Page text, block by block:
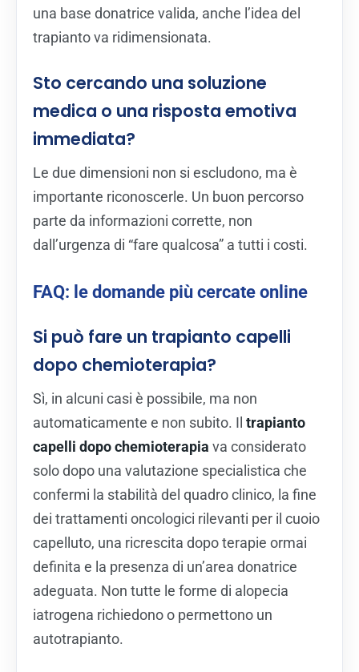
una base donatrice valida, anche l’idea del
trapianto va ridimensionata.
Sto cercando una soluzione
medica o una risposta emotiva
immediata?
Le due dimensioni non si escludono, ma è
importante riconoscerle. Un buon percorso
parte da informazioni corrette, non
dall’urgenza di “fare qualcosa” a tutti i costi.
FAQ: le domande più cercate online
Si può fare un trapianto capelli
dopo chemioterapia?
Sì, in alcuni casi è possibile, ma non
automaticamente e non subito. Il trapianto
capelli dopo chemioterapia va considerato
solo dopo una valutazione specialistica che
confermi la stabilità del quadro clinico, la fine
dei trattamenti oncologici rilevanti per il cuoio
capelluto, una ricrescita dopo terapie ormai
definita e la presenza di un’area donatrice
adeguata. Non tutte le forme di alopecia
iatrogena richiedono o permettono un
autotrapianto.